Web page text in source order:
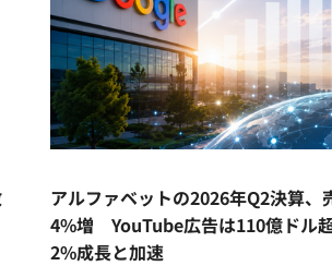
アルファベットの2026年Q2決算、
4%増 YouTube広告は110億ドル
2%成長と加速